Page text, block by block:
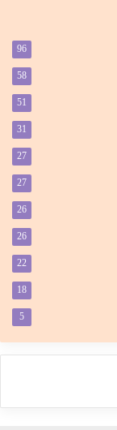
96
58
51
31
27
27
26
26
22
18
5